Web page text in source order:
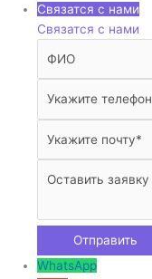
Связатся с нами
Связатся с нами
WhatsApp